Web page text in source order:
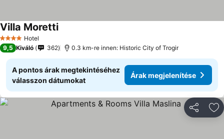
4 KategóriaHotel
Villa Moretti
9,5 Kiváló 362 0.3 km-re innen: Historic City of Trogir
A pontos árak megtekintéséhez
válasszon dátumokat
Árak megjelenítése